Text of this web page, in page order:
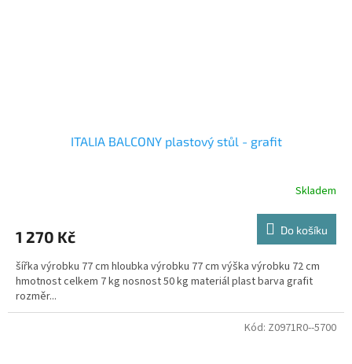
ITALIA BALCONY plastový stůl - grafit
Skladem
1 270 Kč Do košíku
šířka výrobku 77 cm hloubka výrobku 77 cm výška výrobku 72 cm
hmotnost celkem 7 kg nosnost 50 kg materiál plast barva grafit
rozměr...
Kód: Z0971R0--5700